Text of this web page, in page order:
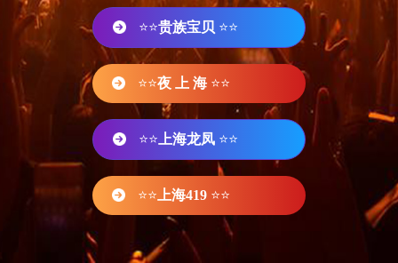
⭐⭐贵族宝贝 ⭐⭐
⭐⭐夜 上 海 ⭐⭐
⭐⭐ 上海龙凤 ⭐⭐
⭐⭐ 上海419 ⭐⭐